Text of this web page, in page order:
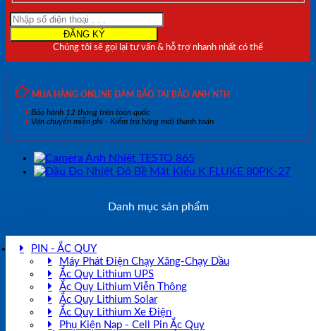
Chúng tôi sẽ gọi lại tư vấn & hỗ trợ nhanh nhất có thể
MUA HÀNG ONLINE ĐẢM BẢO TẠI BẢO ANH NTH
Bảo hành 12 tháng trên toàn quốc
Vận chuyển miễn phí - Kiểm tra hàng mới thanh toán
Danh mục sản phẩm
PIN - ẮC QUY
Máy Phát Điện Chạy Xăng-Chạy Dầu
Ắc Quy Lithium UPS
Ắc Quy Lithium Viễn Thông
Ắc Quy Lithium Solar
Ắc Quy Lithium Xe Điện
Phụ Kiện Nạp - Cell Pin Ắc Quy